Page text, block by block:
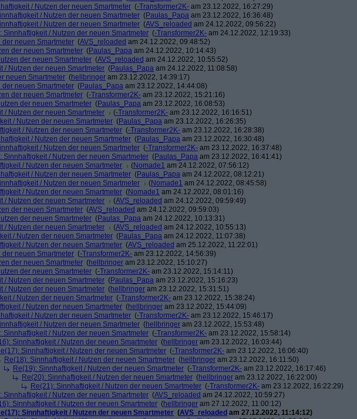
/ Nutzen der neuen Smartmeter (-Transformer2K- am 23.12.2022, 16:27:29)
/ Nutzen der neuen Smartmeter (Paulas_Papa am 23.12.2022, 16:36:48)
/ Nutzen der neuen Smartmeter (AVS_reloaded am 24.12.2022, 09:56:22)
Sinnhaftigkeit / Nutzen der neuen Smartmeter (-Transformer2K- am 24.12.2022, 12:19:33)
der neuen Smartmeter (AVS_reloaded am 24.12.2022, 09:48:52)
der neuen Smartmeter (Paulas_Papa am 24.12.2022, 10:14:43)
der neuen Smartmeter (AVS_reloaded am 24.12.2022, 10:55:52)
/ Nutzen der neuen Smartmeter (Paulas_Papa am 24.12.2022, 11:08:58)
neuen Smartmeter (hellbringer am 23.12.2022, 14:39:17)
der neuen Smartmeter (Paulas_Papa am 23.12.2022, 14:44:08)
der neuen Smartmeter (-Transformer2K- am 23.12.2022, 15:21:16)
der neuen Smartmeter (Paulas_Papa am 23.12.2022, 16:08:53)
/ Nutzen der neuen Smartmeter
(-Transformer2K- am 23.12.2022, 16:16:51)
/ Nutzen der neuen Smartmeter (Paulas_Papa am 23.12.2022, 16:26:35)
/ Nutzen der neuen Smartmeter (-Transformer2K- am 23.12.2022, 16:28:38)
/ Nutzen der neuen Smartmeter (Paulas_Papa am 23.12.2022, 16:30:48)
/ Nutzen der neuen Smartmeter (-Transformer2K- am 23.12.2022, 16:37:48)
Sinnhaftigkeit / Nutzen der neuen Smartmeter (Paulas_Papa am 23.12.2022, 16:41:41)
/ Nutzen der neuen Smartmeter
(Nomade1 am 24.12.2022, 07:56:12)
/ Nutzen der neuen Smartmeter (Paulas_Papa am 24.12.2022, 08:12:21)
/ Nutzen der neuen Smartmeter
(Nomade1 am 24.12.2022, 08:45:58)
/ Nutzen der neuen Smartmeter (Nomade1 am 24.12.2022, 08:01:16)
/ Nutzen der neuen Smartmeter
(AVS_reloaded am 24.12.2022, 09:59:49)
der neuen Smartmeter (AVS_reloaded am 24.12.2022, 09:59:03)
der neuen Smartmeter (Paulas_Papa am 24.12.2022, 10:13:31)
/ Nutzen der neuen Smartmeter
(AVS_reloaded am 24.12.2022, 10:55:13)
/ Nutzen der neuen Smartmeter (Paulas_Papa am 24.12.2022, 11:07:38)
/ Nutzen der neuen Smartmeter (AVS_reloaded am 25.12.2022, 11:22:01)
der neuen Smartmeter (-Transformer2K- am 23.12.2022, 14:56:39)
der neuen Smartmeter (hellbringer am 23.12.2022, 15:10:27)
der neuen Smartmeter (-Transformer2K- am 23.12.2022, 15:14:11)
/ Nutzen der neuen Smartmeter (Paulas_Papa am 23.12.2022, 15:16:23)
/ Nutzen der neuen Smartmeter (hellbringer am 23.12.2022, 15:31:51)
/ Nutzen der neuen Smartmeter (-Transformer2K- am 23.12.2022, 15:38:24)
/ Nutzen der neuen Smartmeter (hellbringer am 23.12.2022, 15:44:09)
/ Nutzen der neuen Smartmeter (-Transformer2K- am 23.12.2022, 15:46:17)
/ Nutzen der neuen Smartmeter (hellbringer am 23.12.2022, 15:53:48)
Sinnhaftigkeit / Nutzen der neuen Smartmeter (-Transformer2K- am 23.12.2022, 15:58:14)
Sinnhaftigkeit / Nutzen der neuen Smartmeter (hellbringer am 23.12.2022, 16:03:44)
Sinnhaftigkeit / Nutzen der neuen Smartmeter (-Transformer2K- am 23.12.2022, 16:06:40)
Re(18): Sinnhaftigkeit / Nutzen der neuen Smartmeter (hellbringer am 23.12.2022, 16:11:50)
Re(19): Sinnhaftigkeit / Nutzen der neuen Smartmeter (-Transformer2K- am 23.12.2022, 16:17:46)
Re(20): Sinnhaftigkeit / Nutzen der neuen Smartmeter (hellbringer am 23.12.2022, 16:22:00)
Re(21): Sinnhaftigkeit / Nutzen der neuen Smartmeter (-Transformer2K- am 23.12.2022, 16:22:29)
Sinnhaftigkeit / Nutzen der neuen Smartmeter (AVS_reloaded am 24.12.2022, 10:59:27)
Sinnhaftigkeit / Nutzen der neuen Smartmeter (hellbringer am 27.12.2022, 11:00:12)
Sinnhaftigkeit / Nutzen der neuen Smartmeter (AVS_reloaded am 27.12.2022, 11:14:12)